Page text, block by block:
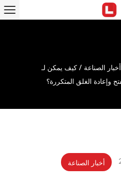
أخبار الصناعة / كيف يمكن لـ
أخبار الصناعة